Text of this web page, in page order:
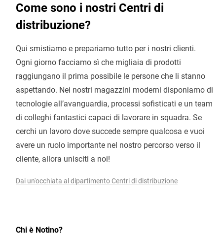
Come sono i nostri Centri di
distribuzione?
Qui smistiamo e prepariamo tutto per i nostri clienti.
Ogni giorno facciamo sì che migliaia di prodotti
raggiungano il prima possibile le persone che li stanno
aspettando. Nei nostri magazzini moderni disponiamo di
tecnologie all’avanguardia, processi sofisticati e un team
di colleghi fantastici capaci di lavorare in squadra. Se
cerchi un lavoro dove succede sempre qualcosa e vuoi
avere un ruolo importante nel nostro percorso verso il
cliente, allora unisciti a noi!
Dai un'occhiata al dipartimento Centri di distribuzione
Chi è Notino?